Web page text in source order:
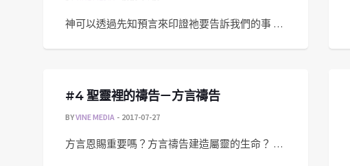
神可以透過先知預言來印證祂要告訴我們的事 …
#4 聖靈裡的禱告－方言禱告
BYVINE MEDIA 2017-07-27
方言恩賜重要嗎？方言禱告建造屬靈的生命？ …